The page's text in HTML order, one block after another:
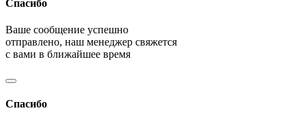
Спасибо
Ваше сообщение успешно
отправлено, наш менеджер свяжется
с вами в ближайшее время
Спасибо